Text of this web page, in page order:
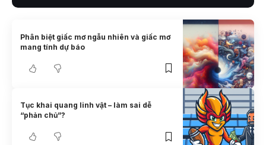
Phân biệt giấc mơ ngẫu nhiên và giấc mơ
mang tính dự báo
Tục khai quang linh vật – làm sai dễ
“phản chủ”?